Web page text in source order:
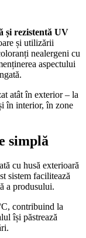
și rezistentă UV
și utilizării
nealergeni cu
aspectului
atât în exterior – la
în interior, în zone
simplă
cu husă exterioară
sistem facilitează
a produsului.
contribuind la
își păstrează